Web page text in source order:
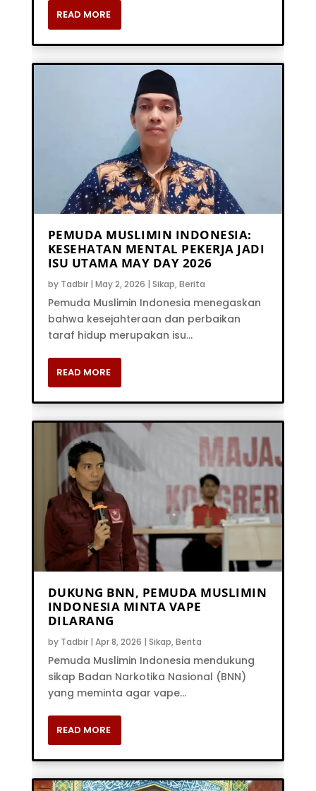
READ MORE
PEMUDA MUSLIMIN INDONESIA:
KESEHATAN MENTAL PEKERJA JADI
ISU UTAMA MAY DAY 2026
by Tadbir| May 2, 2026 | Sikap, Berita
Pemuda Muslimin Indonesia menegaskan
bahwa kesejahteraan dan perbaikan
taraf hidup merupakan isu...
READ MORE
DUKUNG BNN, PEMUDA MUSLIMIN
INDONESIA MINTA VAPE
DILARANG
by Tadbir| Apr 8, 2026 | Sikap, Berita
Pemuda Muslimin Indonesia mendukung
sikap Badan Narkotika Nasional (BNN)
yang meminta agar vape...
READ MORE